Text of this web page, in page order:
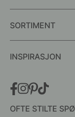
SORTIMENT
INSPIRASJON
OFTE STILTE